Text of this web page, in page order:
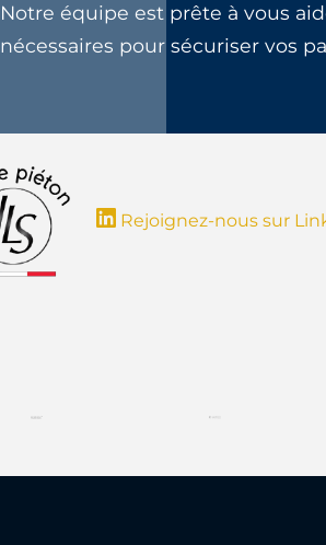
Notre équipe est prête à vous
nécessaires pour sécuriser vos
Rejoignez-nous sur